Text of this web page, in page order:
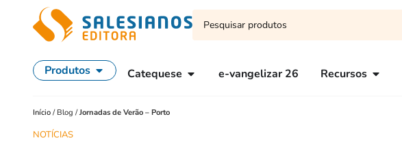
Produtos Catequese e-vangelizar 26 Recursos
Início / Blog /Jornadas de Verão – Porto
NOTÍCIAS